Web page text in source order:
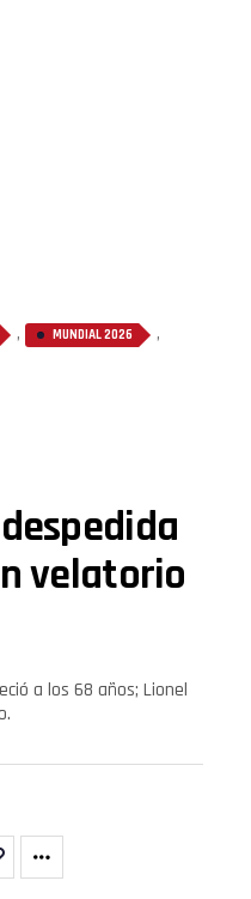
, MUNDIAL 2026 ,
velatorio
a los 68 años; Lionel